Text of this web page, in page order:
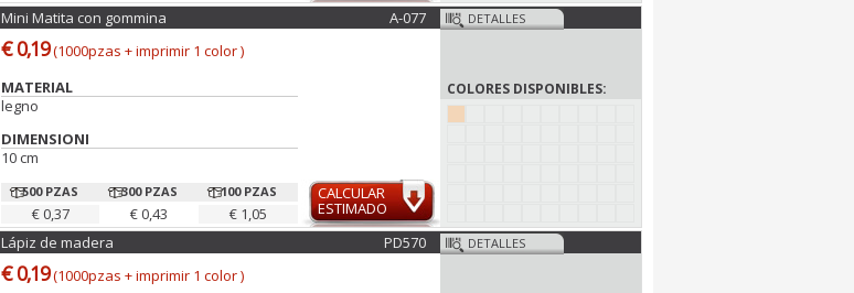
Mini Matita con gommina A-077
€ 0,19(1000pzas + imprimir 1 color )
MATERIAL
legno
DIMENSIONI
10 cm
500 PZAS
€ 0,37
300 PZAS
€ 0,43
100 PZAS
€ 1,05
CALCULAR
ESTIMADO
DETALLES
COLORES DISPONIBLES:
Lápiz de madera PD570
€ 0,19(1000pzas + imprimir 1 color )
DETALLES